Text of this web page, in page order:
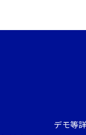
デモ等